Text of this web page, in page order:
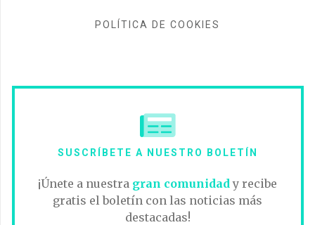
POLÍTICA DE COOKIES
SUSCRÍBETE A NUESTRO BOLETÍN
¡Únete a nuestra gran comunidad y recibe
gratis el boletín con las noticias más
destacadas!